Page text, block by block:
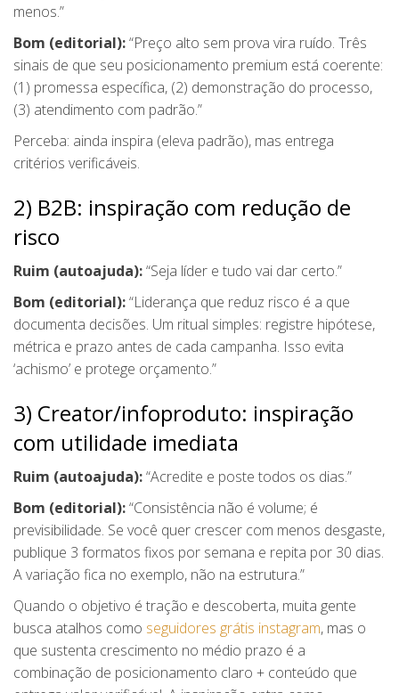
menos.”
Bom (editorial):“Preço alto sem prova vira ruído. Três
sinais de que seu posicionamento premium está coerente:
(1) promessa específica, (2) demonstração do processo,
(3) atendimento com padrão.”
Perceba: ainda inspira (eleva padrão), mas entrega
critérios verificáveis.
2) B2B: inspiração com redução de
risco
Ruim (autoajuda):“Seja líder e tudo vai dar certo.”
Bom (editorial):“Liderança que reduz risco é a que
documenta decisões. Um ritual simples: registre hipótese,
métrica e prazo antes de cada campanha. Isso evita
‘achismo’ e protege orçamento.”
3) Creator/infoproduto: inspiração
com utilidade imediata
Ruim (autoajuda):“Acredite e poste todos os dias.”
Bom (editorial):“Consistência não é volume; é
previsibilidade. Se você quer crescer com menos desgaste,
publique 3 formatos fixos por semana e repita por 30 dias.
A variação fica no exemplo, não na estrutura.”
Quando o objetivo é tração e descoberta, muita gente
busca atalhos como seguidores grátis instagram, mas o
que sustenta crescimento no médio prazo é a
combinação de posicionamento claro + conteúdo que